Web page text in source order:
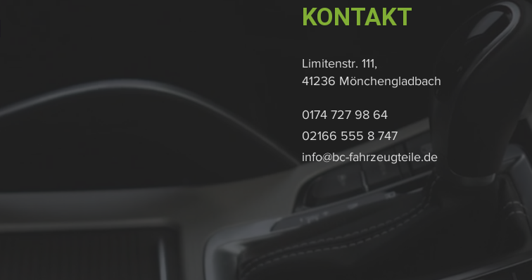
KONTAKT
Limitenstr. 111,
41236 Mönchengladbach
0174 727 98 64
02166 555 8 747
info@bc-fahrzeugteile.de